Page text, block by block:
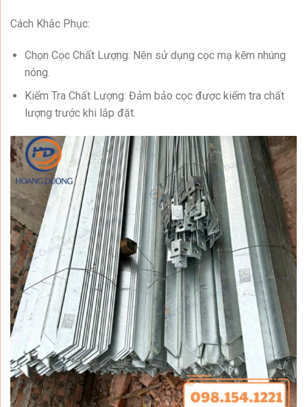
Cách Khắc Phục:
Chọn Cọc Chất Lượng: Nên sử dụng cọc mạ kẽm nhúng
nóng.
Kiểm Tra Chất Lượng: Đảm bảo cọc được kiểm tra chất
lượng trước khi lắp đặt.